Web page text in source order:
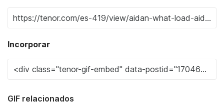
Incorporar
GIF relacionados